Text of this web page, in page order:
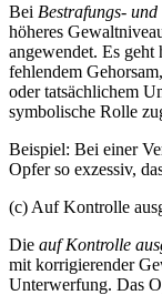
Bei Bestrafungs-
höheres
angewendet. Es
fehlendem
oder tatsächlichem
symbolische Rolle
Beispiel: Bei einer
Opfer so exzessiv,
(c) Auf Kontrolle
Die auf Kontrolle
mit korrigierender
Unterwerfung. Das